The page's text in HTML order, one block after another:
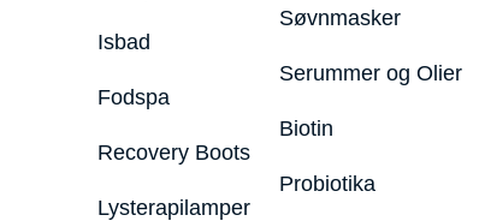
Isbad
Fodspa
Recovery Boots
Lysterapilamper
Søvnmasker
Serummer og Olier
Biotin
Probiotika